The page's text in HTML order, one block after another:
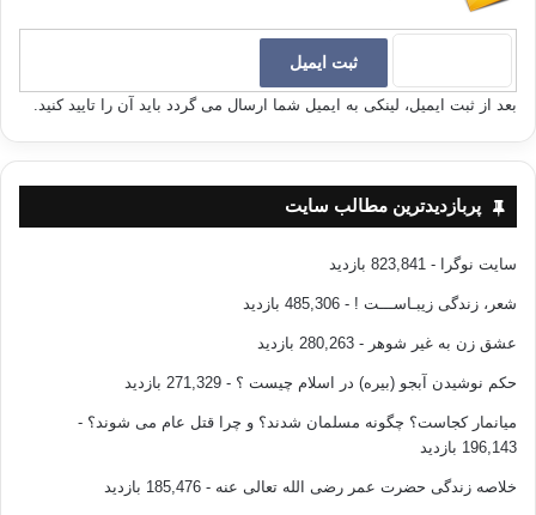
بعد از ثبت ایمیل، لینکی به ایمیل شما ارسال می گردد باید آن را تایید کنید.
پربازدیدترین مطالب سایت
سایت نوگرا - 823,841 بازدید
شعر، زندگی زیبـاســـت ! - 485,306 بازدید
عشق زن به غیر شوهر - 280,263 بازدید
حکم نوشیدن آبجو (بیره) در اسلام چیست ؟ - 271,329 بازدید
میانمار کجاست؟ چگونه مسلمان شدند؟ و چرا قتل عام می شوند؟ -
196,143 بازدید
خلاصه زندگی حضرت عمر رضی الله تعالی عنه - 185,476 بازدید